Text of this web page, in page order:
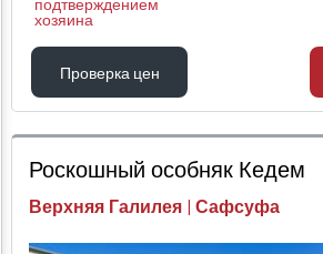
подтверждением
хозяина
Проверка цен
Проверка цен
Роскошный особняк Кедем
Верхняя Галилея | Сафсуфа